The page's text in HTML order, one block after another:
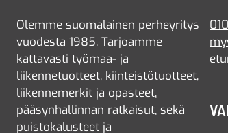
Olemme suomalainen perheyritys
vuodesta 1985. Tarjoamme
kattavasti työmaa- ja
liikennetuotteet, kiinteistötuotteet,
liikennemerkit ja opasteet,
pääsynhallinnan ratkaisut, sekä
puistokalusteet ja